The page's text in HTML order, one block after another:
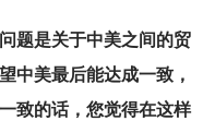
题是关于中美之间的贸
中美最后能达成一致，
致的话，您觉得在这样